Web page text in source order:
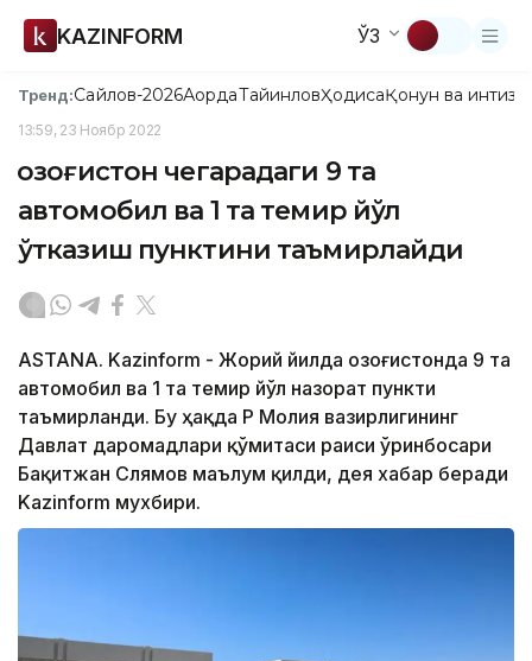
KAZINFORM ЎЗ
Тренд:Сайлов-2026АқордаТайинловҲодисаҚонун ва
13:59, 23 Ноябр 2022
Қозоғистон чегарадаги 9 та
автомобил ва 1 та темир йўл
ўтказиш пунктини таъмирлайди
ASTANA. Kazinform - Жорий йилда Қозоғистонда 9 та
автомобил ва 1 та темир йўл назорат пункти
таъмирланди. Бу ҳақда ҚР Молия вазирлигининг
Давлат даромадлари қўмитаси раиси ўринбосари
Бақитжан Слямов маълум қилди, дея хабар беради
Kazinform мухбири.